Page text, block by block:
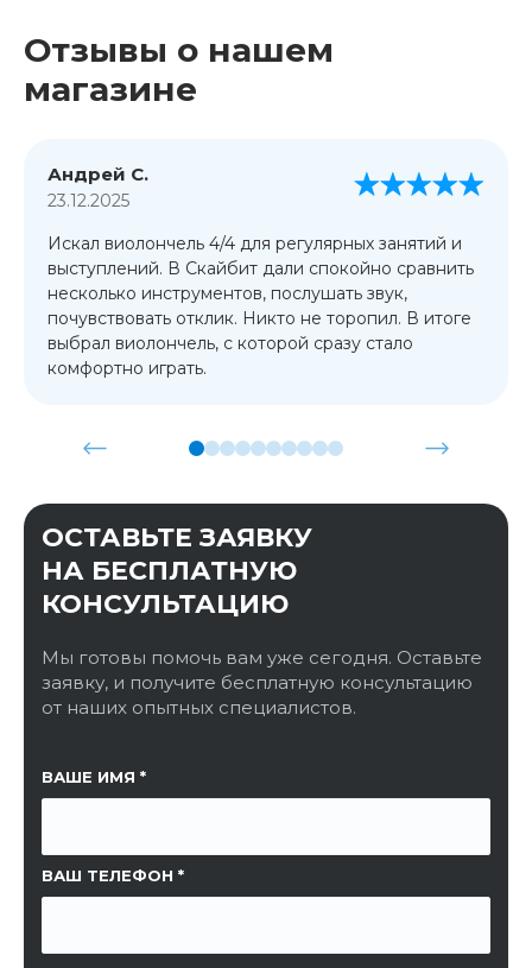
Отзывы о нашем
магазине
Андрей С.
23.12.2025
Искал виолончель 4/4 для регулярных занятий и
выступлений. В Скайбит дали спокойно сравнить
несколько инструментов, послушать звук,
почувствовать отклик. Никто не торопил. В итоге
выбрал виолончель, с которой сразу стало
комфортно играть.
ОСТАВЬТЕ ЗАЯВКУ
НА БЕСПЛАТНУЮ
КОНСУЛЬТАЦИЮ
Мы готовы помочь вам уже сегодня. Оставьте
заявку, и получите бесплатную консультацию
от наших опытных специалистов.
ВАШЕ ИМЯ
ВАШ ТЕЛЕФОН
ССЫЛКА НА СТРАНИЦУ